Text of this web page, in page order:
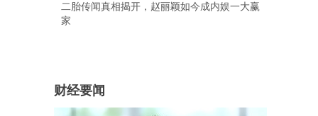
二胎传闻真相揭开，赵丽颖如今成内娱一大赢
家
财经要闻